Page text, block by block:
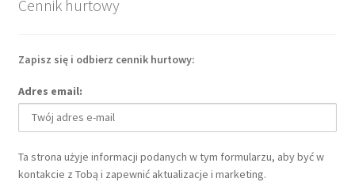
Cennik hurtowy
Zapisz się i odbierz cennik hurtowy:
Adres email:
Ta strona użyje informacji podanych w tym formularzu, aby być w
kontakcie z Tobą i zapewnić aktualizacje i marketing.